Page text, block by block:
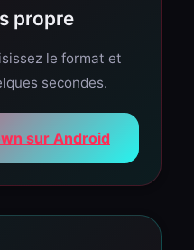
propre
le format et
secondes.
sur Android